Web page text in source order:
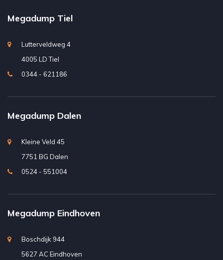
Megadump Tiel
Lutterveldweg 4
4005 LD Tiel
0344 - 621186
Megadump Dalen
Kleine Veld 45
7751 BG Dalen
0524 - 551004
Megadump Eindhoven
Boschdijk 944
5627 AC Eindhoven